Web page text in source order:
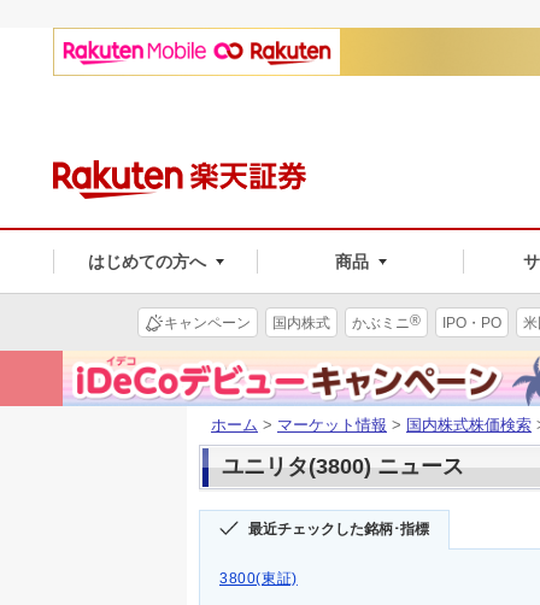
はじめての方へ 商品
キャンペーン 国内株式 かぶミニ® IPO・PO
ホーム > マーケット情報 > 国内株式株価検索
ユニリタ(3800) ニュース
最近チェックした銘柄･指標
3800(東証)